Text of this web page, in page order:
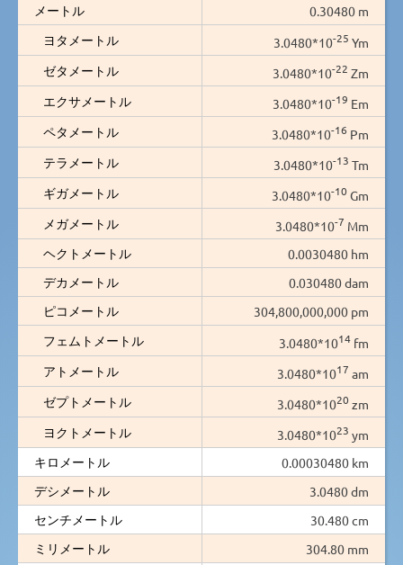
メートル
0.30480 m
ヨタメートル
3.0480*10-25 Ym
ゼタメートル
3.0480*10-22 Zm
エクサメートル
3.0480*10-19 Em
ペタメートル
3.0480*10-16 Pm
テラメートル
3.0480*10-13 Tm
ギガメートル
3.0480*10-10 Gm
メガメートル
3.0480*10-7 Mm
ヘクトメートル
0.0030480 hm
デカメートル
0.030480 dam
ピコメートル
304,800,000,000 pm
フェムトメートル
3.0480*1014 fm
アトメートル
3.0480*1017 am
ゼプトメートル
3.0480*1020 zm
ヨクトメートル
3.0480*1023 ym
キロメートル
0.00030480 km
デシメートル
3.0480 dm
センチメートル
30.480 cm
ミリメートル
304.80 mm